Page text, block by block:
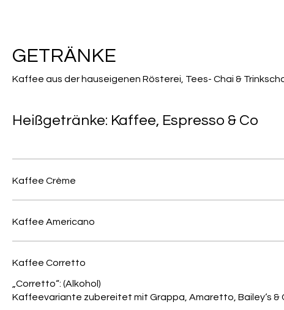
GETRÄNKE
Kaffee aus der hauseigenen Rösterei, Tees- Chai &
Heißgetränke: Kaffee, Espresso & Co
Kaffee Crème
Kaffee Americano
Kaffee Corretto
„Corretto“: (Alkohol)
Kaffeevariante zubereitet mit Grappa, Amaretto, Bailey‘s &